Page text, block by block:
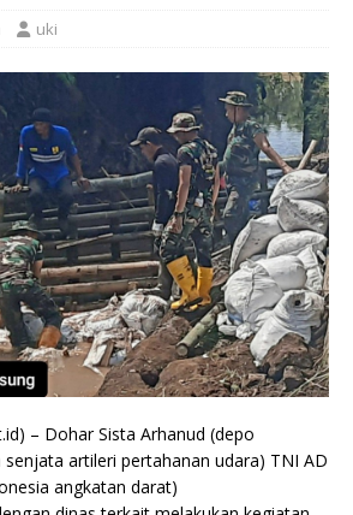
uki
– Dohar Sista Arhanud (depo
artileri pertahanan udara) TNI AD
angkatan darat)